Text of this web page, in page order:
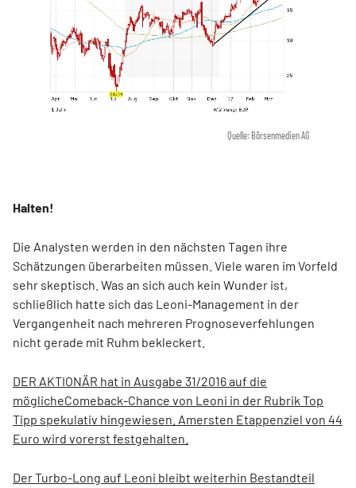
Quelle: Börsenmedien AG
Halten!
Die Analysten werden in den nächsten Tagen ihre
Schätzungen überarbeiten müssen. Viele waren im Vorfeld
sehr skeptisch. Was an sich auch kein Wunder ist,
schließlich hatte sich das Leoni-Management in der
Vergangenheit nach mehreren Prognoseverfehlungen
nicht gerade mit Ruhm bekleckert.
DER AKTIONÄR hat in Ausgabe 31/2016 auf die
möglicheComeback-Chance von Leoni in der Rubrik Top
Tipp spekulativ hingewiesen. Amersten Etappenziel von 44
Euro wird vorerst festgehalten.
Der Turbo-Long auf Leoni bleibt weiterhin Bestandteil